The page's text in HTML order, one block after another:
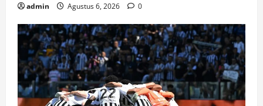
admin Agustus 6, 2026 0